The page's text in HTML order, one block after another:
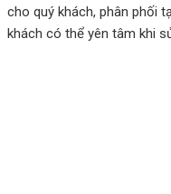
cho quý khách, phân phối
khách có thể yên tâm khi